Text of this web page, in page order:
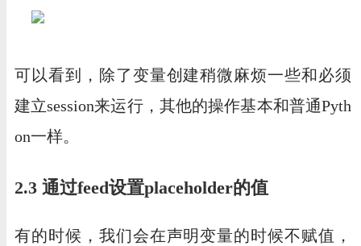
可以看到，除了变量创建稍微麻烦一些和必须
建立session来运行，其他的操作基本和普通Pyth
on一样。
2.3 通过feed设置placeholder的值
有的时候，我们会在声明变量的时候不赋值，